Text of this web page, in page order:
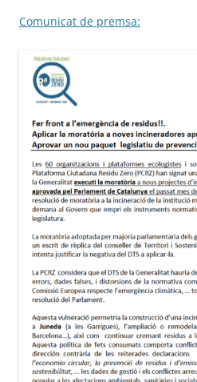
Comunicat de premsa: